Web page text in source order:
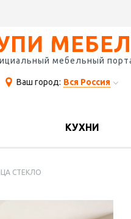
мебельный
Ваш город: Вся Россия
КУХНИ
СТЕКЛО